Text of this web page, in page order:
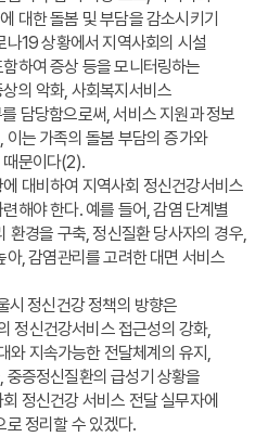
대한 돌봄 및 부담을 감소시키기
나19 상황에서 지역사회의 시설
하여 증상 등을 모니터링하는
의 악화, 사회복지서비스
담당함으로써, 서비스 지원과 정보
는 가족의 돌봄 부담의 증가와
때문이다(2).
대비하여 지역사회 정신건강서비스
해야 한다. 예를 들어, 감염 단계별
환경을 구축, 정신질환 당사자의 경우,
, 감염관리를 고려한 대면 서비스
시 정신건강 정책의 방향은
정신건강서비스 접근성의 강화,
와 지속가능한 전달체계의 유지,
증정신질환의 급성기 상황을
정신건강 서비스 전달 실무자에
로 정리할 수 있겠다.